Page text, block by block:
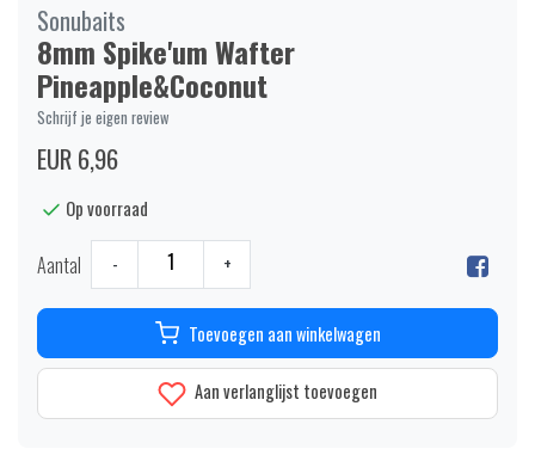
Sonubaits
8mm Spike'um Wafter
Pineapple&Coconut
Schrijf je eigen review
EUR 6,96
Op voorraad
Aantal - +
Toevoegen aan winkelwagen
Aan verlanglijst toevoegen